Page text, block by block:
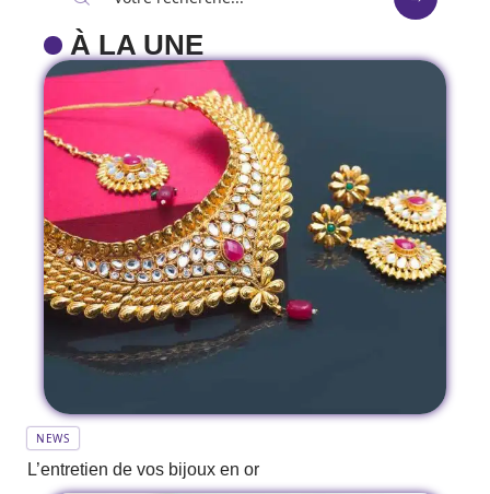
À LA UNE
NEWS
L’entretien de vos bijoux en or